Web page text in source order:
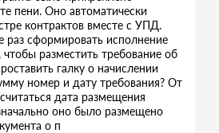
пени. Оно автоматически
контрактов вместе с УПД.
сформировать исполнение
чтобы разместить требование об
галку о начислении
номер и дату требования? От
дата размещения
оно было размещено
о п